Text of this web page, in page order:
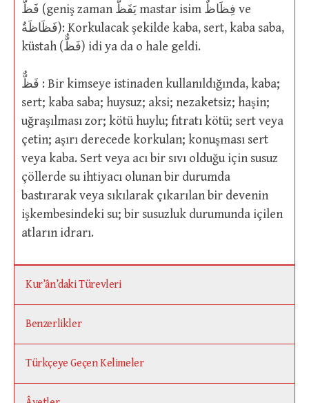
فَظَّ (geniş zaman يَفَظُّ mastar isim فِظَاظٌ ve
فَظَاظَةٌ): Korkulacak şekilde kaba, sert, kaba saba,
küstah (فَظٌّ) idi ya da o hale geldi.
فَظٌّ : Bir kimseye istinaden kullanıldığında, kaba;
sert; kaba saba; huysuz; aksi; nezaketsiz; haşin;
uğraşılması zor; kötü huylu; fıtratı kötü; sert veya
çetin; aşırı derecede korkulan; konuşması sert
veya kaba. Sert veya acı bir sıvı olduğu için susuz
çöllerde su ihtiyacı olunan bir durumda
bastırarak veya sıkılarak çıkarılan bir devenin
işkembesindeki su; bir susuzluk durumunda içilen
atların idrarı.
Kur’ân’daki Türevleri
Benzerlikler
Türkçeye Geçen Kelimeler